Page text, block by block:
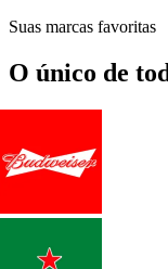
Suas marcas favoritas
O único de